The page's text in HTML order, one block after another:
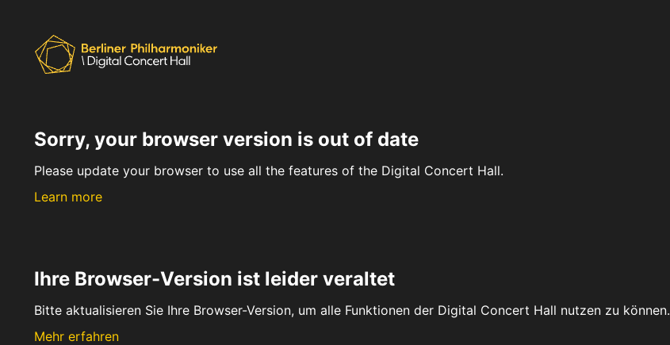
Sorry, your browser version is out of date
Please update your browser to use all the features of the Digital Concert Hall.
Learn more
Ihre Browser-Version ist leider veraltet
Bitte aktualisieren Sie Ihre Browser-Version, um alle Funktionen der Digital Concert Hall nutzen zu können.
Mehr erfahren